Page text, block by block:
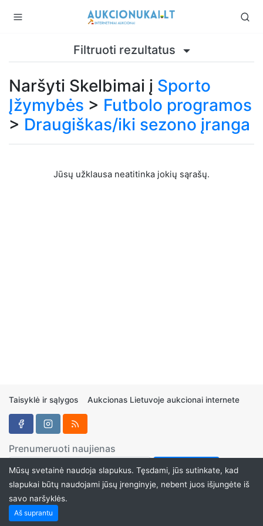
Filtruoti rezultatus
Naršyti Skelbimai į Sporto
Įžymybės > Futbolo programos
> Draugiškas/iki sezono įranga
Jūsų užklausa neatitinka jokių sąrašų.
Taisyklė ir sąlygos Aukcionas Lietuvoje aukcionai internete
Prenumeruoti naujienas
Mūsų svetainė naudoja slapukus. Tęsdami, jūs sutinkate, kad
slapukai būtų naudojami jūsų įrenginyje, nebent juos išjungėte iš
savo naršyklės.
Aš suprantu